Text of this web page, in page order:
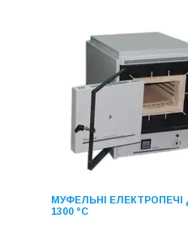
МУФЕЛЬНІ ЕЛЕКТРОПЕЧІ
1300 °С